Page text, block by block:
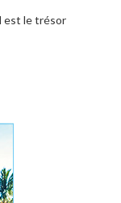
est le trésor